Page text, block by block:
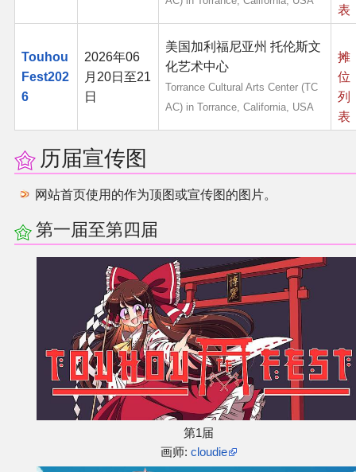
表
Touhou
Fest202
6
2026年06
月20日至21
日
美国加利福尼亚州 托伦斯文
化艺术中心
Torrance Cultural Arts Center (TC
AC) in Torrance, California, USA
摊
位
列
表
历届宣传图
网站首页使用的作为顶图或宣传图的图片。
第一届至第四届
第1届
画师: cloudie
联系管理员
捐款支持